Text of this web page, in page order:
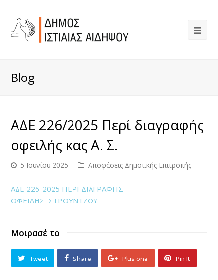
Blog
ΑΔΕ 226/2025 Περί διαγραφής
οφειλής κας Α. Σ.
5 Ιουνίου 2025 Αποφάσεις Δημοτικής Επιτροπής
ΑΔΕ 226-2025 ΠΕΡΙ ΔΙΑΓΡΑΦΗΣ
ΟΦΕΙΛΗΣ_ΣΤΡΟΥΝΤΖΟΥ
Μοιρασέ το
Tweet Share Plus one Pin It